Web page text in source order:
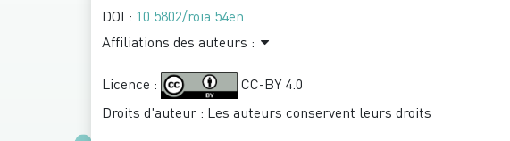
DOI : 10.5802/roia.54en
Affiliations des auteurs :
Licence : CC-BY 4.0
Droits d'auteur : Les auteurs conservent leurs droits